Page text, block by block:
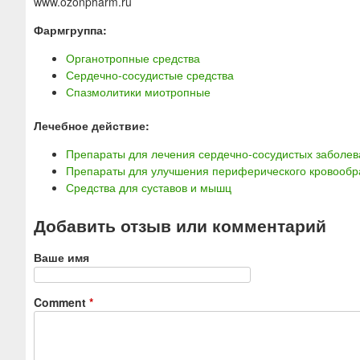
Фармгруппа:
Органотропные средства
Сердечно-сосудистые средства
Спазмолитики миотропные
Лечебное действие:
Препараты для лечения сердечно-сосудистых
Препараты для улучшения периферического
Средства для суставов и мышц
Добавить отзыв или комментарий
Ваше имя
Comment *